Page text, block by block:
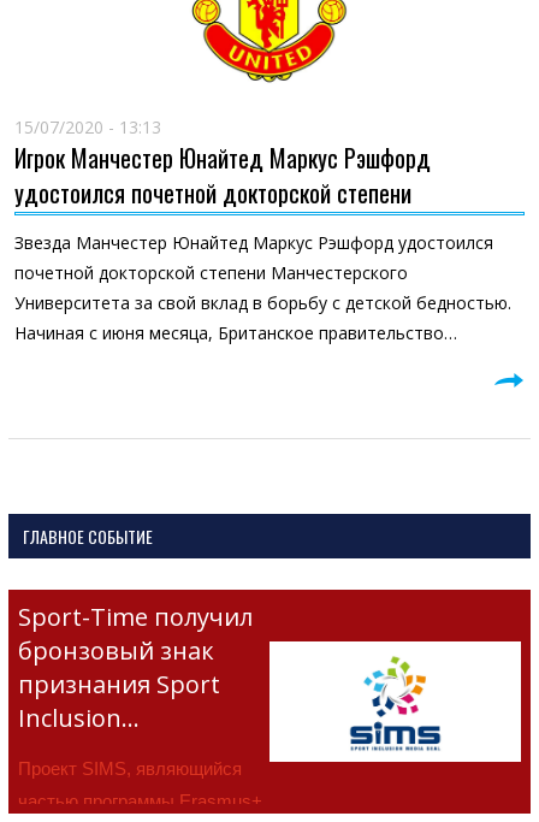
15/07/2020 - 13:13
Игрок Манчестер Юнайтед Маркус Рэшфорд
удостоился почетной докторской степени
Звезда Манчестер Юнайтед Маркус Рэшфорд удостоился
почетной докторской степени Манчестерского
Университета за свой вклад в борьбу с детской бедностью.
Начиная с июня месяца, Британское правительство…
ГЛАВНОЕ СОБЫТИЕ
Sport-Time получил
бронзовый знак
признания Sport
Inclusion…
Проект SIMS, являющийся
частью программы Erasmus+